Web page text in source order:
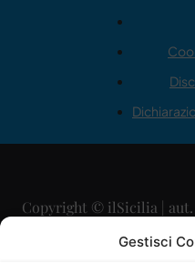
Gestisci
Copyright © ilSicilia | aut.
29/